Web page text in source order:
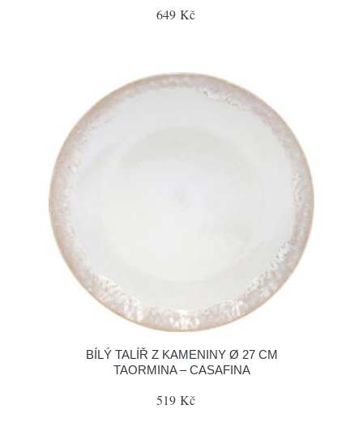
649 Kč
BÍLÝ TALÍŘ Z KAMENINY Ø 27 CM
TAORMINA – CASAFINA
519 Kč